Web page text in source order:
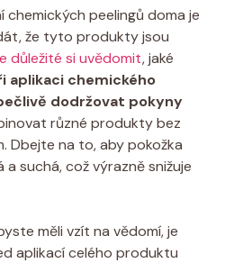
peelingů​ doma je
​že tyto ‌produkty jsou‌
důležité si ⁢uvědomit, jaké
aplikaci chemického
dodržovat pokyny⁢
různé produkty bez
Dbejte na to, aby pokožka
suchá, ⁤což​ výrazně snižuje
měli ⁣vzít na vědomí, je
⁣aplikací celého​ produktu